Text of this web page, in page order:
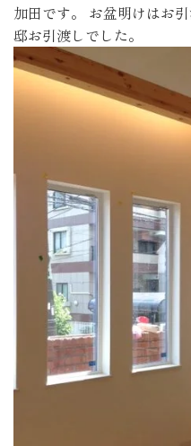
加田です。 お盆明けはお
邸お引渡しでした。